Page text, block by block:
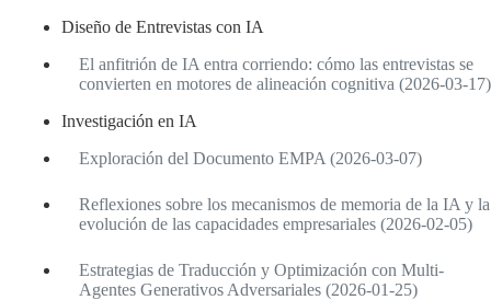
Diseño de Entrevistas con IA
El anfitrión de IA entra corriendo: cómo las entrevistas se
convierten en motores de alineación cognitiva (2026-03-17)
Investigación en IA
Exploración del Documento EMPA (2026-03-07)
Reflexiones sobre los mecanismos de memoria de la IA y la
evolución de las capacidades empresariales (2026-02-05)
Estrategias de Traducción y Optimización con Multi-
Agentes Generativos Adversariales (2026-01-25)